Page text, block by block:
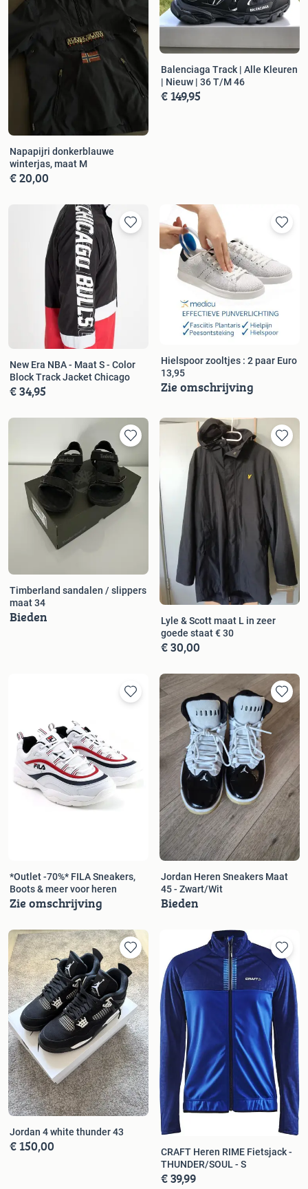
Napapijri donkerblauwe
winterjas, maat M
€ 20,00
Balenciaga Track | Alle Kleuren
| Nieuw | 36 T/M 46
€ 149,95
New Era NBA - Maat S - Color
Block Track Jacket Chicago
€ 34,95
Hielspoor zooltjes : 2 paar Euro
13,95
Zie omschrijving
Timberland sandalen / slippers
maat 34
Bieden
Lyle & Scott maat L in zeer
goede staat € 30
€ 30,00
*Outlet -70%* FILA Sneakers,
Boots & meer voor heren
Zie omschrijving
Jordan Heren Sneakers Maat
45 - Zwart/Wit
Bieden
Jordan 4 white thunder 43
€ 150,00
CRAFT Heren RIME Fietsjack -
THUNDER/SOUL - S
€ 39,99